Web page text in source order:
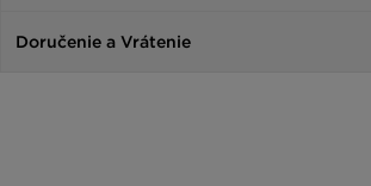
Doručenie a Vrátenie